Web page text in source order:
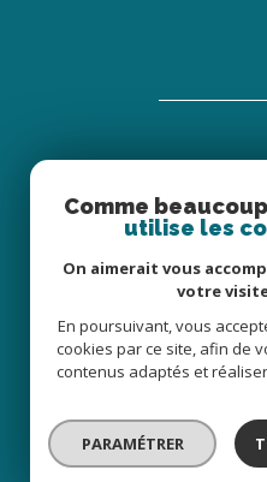
04 94 70 48
19 boulevard
Comme
utilise les
On aimerait vous
votre
En poursuivant, vous
cookies par ce site, afin de
contenus adaptés et
PARAMÉTRER